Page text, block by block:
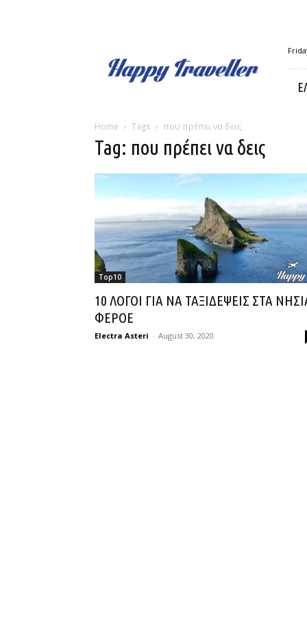
Traveller
Home Tags που πρέπει να δεις
Tag: που πρέπει να δεις
Top10
10 ΛΟΓΟΙ ΓΙΑ ΝΑ ΤΑΞΙΔΕΨΕΙΣ ΣΤΑ
ΦΕΡΟΕ
Electra Asteri - August 30, 2020